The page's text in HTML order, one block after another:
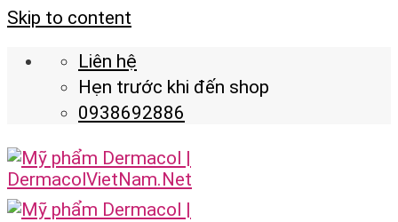
Skip to content
Liên hệ
Hẹn trước khi đến shop
0938692886